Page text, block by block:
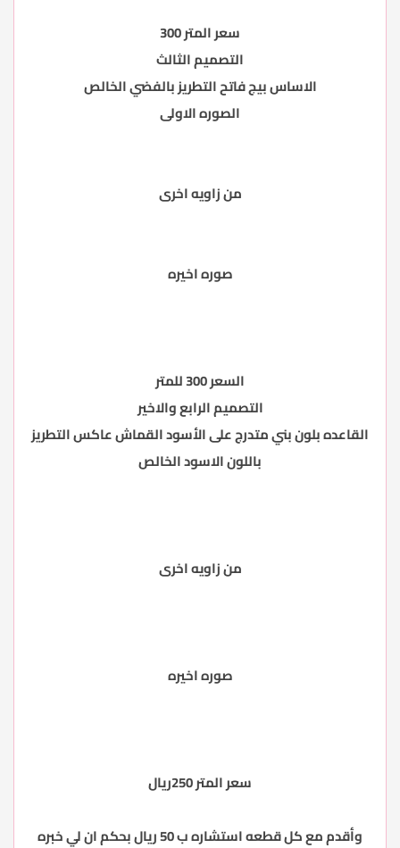
سعر المتر 300
التصميم الثالث
الاساس بيج فاتح التطريز بالفضي الخالص
الصوره الاولى
من زاويه اخرى
صوره اخيره
السعر 300 للمتر
التصميم الرابع والاخير
القاعده بلون بني متدرج على الأسود القماش عاكس التطريز
باللون الاسود الخالص
من زاويه اخرى
صوره اخيره
سعر المتر 250ريال
وأقدم مع كل قطعه استشاره ب 50 ريال بحكم ان لي خبره